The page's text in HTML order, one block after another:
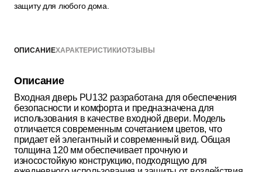
защиту для любого дома.
ОПИСАНИЕХАРАКТЕРИСТИКИОТЗЫВЫ
Описание
Входная дверь PU132 разработана для обеспечения
безопасности и комфорта и предназначена для
использования в качестве входной двери. Модель
отличается современным сочетанием цветов, что
придает ей элегантный и современный вид. Общая
толщина 120 мм обеспечивает прочную и
износостойкую конструкцию, подходящую для